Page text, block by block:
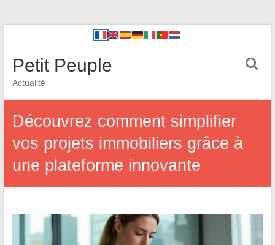
Petit Peuple
Actualité
Découvrez comment simplifier
vos projets immobiliers grâce à
une plateforme innovante